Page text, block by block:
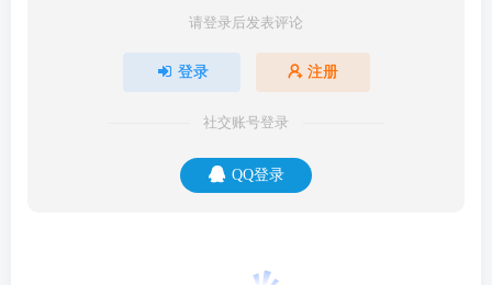
请登录后发表评论
登录 注册
社交账号登录
QQ登录